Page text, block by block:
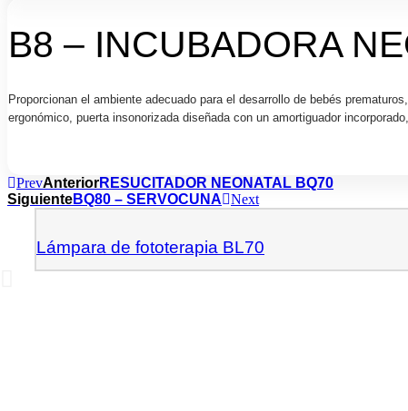
B8 – INCUBADORA
Proporcionan el ambiente adecuado para el desarrollo de bebés
ergonómico, puerta insonorizada diseñada con un amortiguador
PrevAnteriorRESUCITADOR NEONATAL BQ70
SiguienteBQ80 – SERVOCUNA Next
Lámpara de fototerapia BL70